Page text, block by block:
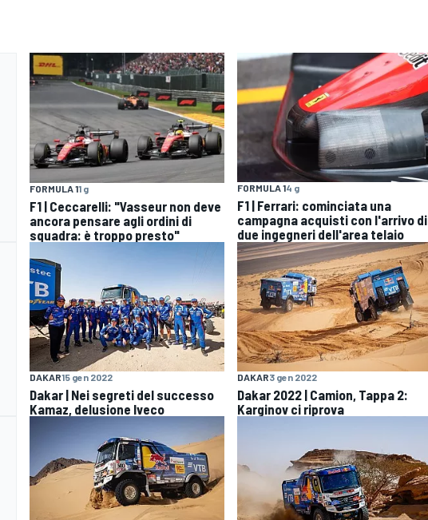
FORMULA 11 g
F1 | Ceccarelli: "Vasseur non deve
ancora pensare agli ordini di
squadra: è troppo presto"
FORMULA 14 g
F1 | Ferrari: cominciata una
campagna acquisti con l'arrivo di
due ingegneri dell'area telaio
DAKAR15 gen 2022
Dakar | Nei segreti del successo
Kamaz, delusione Iveco
DAKAR3 gen 2022
Dakar 2022 | Camion, Tappa 2:
Karginov ci riprova